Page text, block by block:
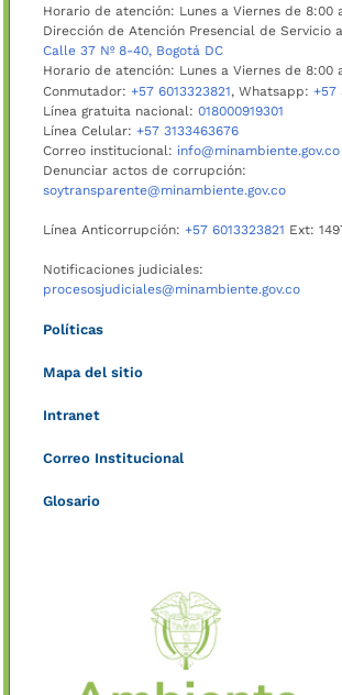
Horario de atención: Lunes a Viernes de 8:00
Dirección de Atención Presencial de Servicio
Calle 37 Nº 8-40, Bogotá DC
Horario de atención: Lunes a Viernes de 8:00
Conmutador: +57 6013323821, Whatsapp: +57
Línea gratuita nacional: 018000919301
Línea Celular: +57 3133463676
Correo institucional: info@minambiente.gov.co
Denunciar actos de corrupción:
soytransparente@minambiente.gov.co
Línea Anticorrupción: +57 6013323821 Ext:
Notificaciones judiciales:
procesosjudiciales@minambiente.gov.co
Políticas
Mapa del sitio
Intranet
Correo Institucional
Glosario